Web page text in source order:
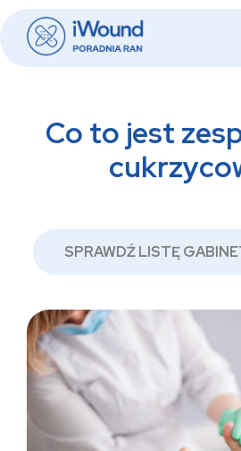
content
Home
Co to jest
SPRAWDŹ LISTĘ